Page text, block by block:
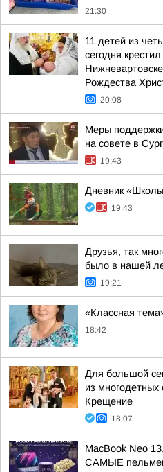
21:30
11 детей из
сегодня
Рождества
20:08
Меры
на совете в
19:43
Дневник
19:43
Друзья, так
было в нашей
19:21
«Классная
18:42
Для большой
из
Крещение
18:07
MacBook Neo
САМЫЕ